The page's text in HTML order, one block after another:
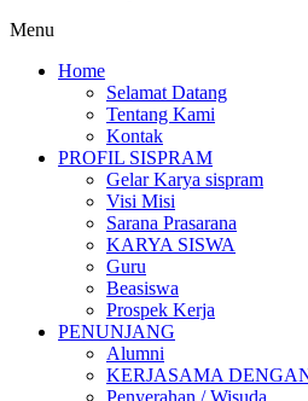
Menu
Home
Selamat Datang
Tentang Kami
Kontak
PROFIL SISPRAM
Gelar Karya sispram
Visi Misi
Sarana Prasarana
KARYA SISWA
Guru
Beasiswa
Prospek Kerja
PENUNJANG
Alumni
KERJASAMA
Penyerahan / Wisuda